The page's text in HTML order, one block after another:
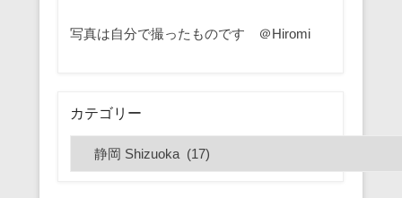
写真は自分で撮ったものです ＠Hiromi
カテゴリー
テ